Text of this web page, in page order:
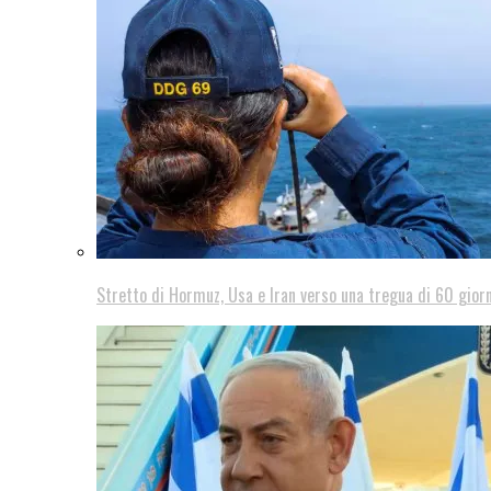
Stretto di Hormuz, Usa e Iran verso una tregua di 60